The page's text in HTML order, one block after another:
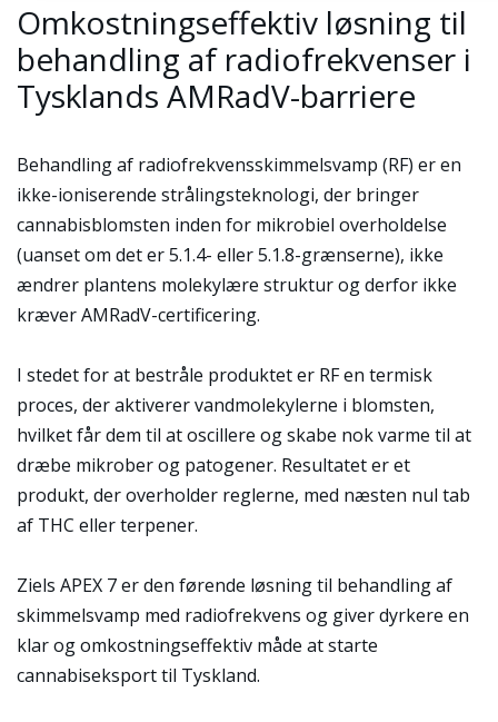
Omkostningseffektiv løsning til
behandling af radiofrekvenser i
Tysklands AMRadV-barriere
Behandling af radiofrekvensskimmelsvamp (RF) er en
ikke-ioniserende strålingsteknologi, der bringer
cannabisblomsten inden for mikrobiel overholdelse
(uanset om det er 5.1.4- eller 5.1.8-grænserne), ikke
ændrer plantens molekylære struktur og derfor ikke
kræver AMRadV-certificering.
I stedet for at bestråle produktet er RF en termisk
proces, der aktiverer vandmolekylerne i blomsten,
hvilket får dem til at oscillere og skabe nok varme til at
dræbe mikrober og patogener. Resultatet er et
produkt, der overholder reglerne, med næsten nul tab
af THC eller terpener.
Ziels APEX 7 er den førende løsning til behandling af
skimmelsvamp med radiofrekvens og giver dyrkere en
klar og omkostningseffektiv måde at starte
cannabiseksport til Tyskland.